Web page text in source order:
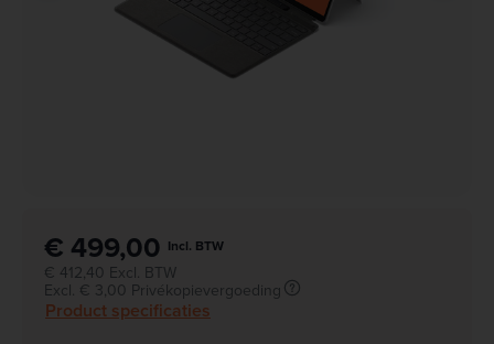
€ 499,00 Incl. BTW
€ 412,40 Excl. BTW
Excl. € 3,00 Privékopievergoeding
Product specificaties